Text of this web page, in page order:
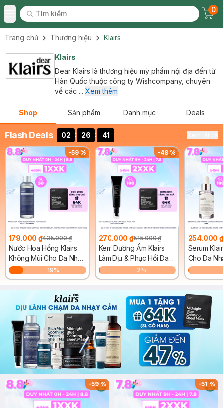
Toggle Menu
Tìm kiếm
Tìm kiếm
0
Trang chủ Thương hiệu Klairs
Klairs
Dear Klairs là thương hiệu mỹ phẩm nội địa đến từ
Hàn Quốc thuộc công ty Wishcompany, chuyên
về các ... Xem thêm
Shop Sản phẩm Danh mục Deals
Flash Deals 02 : 26 : 40
-59%
179.000 ₫435.000 ₫
Nước Hoa Hồng Klairs
Không Mùi Cho Da Nhạy
Cảm 180ml
19%
-48%
270.000 ₫515.000 ₫
Kem Dưỡng Ẩm Klairs
Làm Dịu & Phục Hồi Da
Ban Đêm 50g
2%
254.000 ₫
Serum
Cho Da
-59% -51%